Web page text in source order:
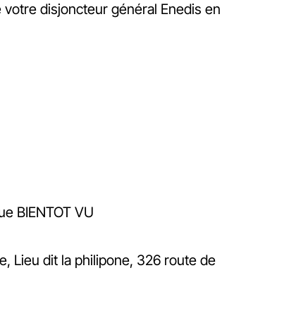
disjoncteur général Enedis en
BIENTOT VU
Lieu dit la philipone, 326 route de